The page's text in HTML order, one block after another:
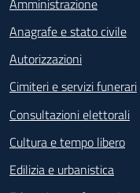
Amministrazione
Anagrafe e stato civile
Autorizzazioni
Cimiteri e servizi funerari
Consultazioni elettorali
Cultura e tempo libero
Edilizia e urbanistica